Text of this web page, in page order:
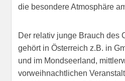
die besondere Atmosphäre
Der relativ junge Brauch des
gehört in Österreich z.B. in
und im Mondseerland,
vorweihnachtlichen